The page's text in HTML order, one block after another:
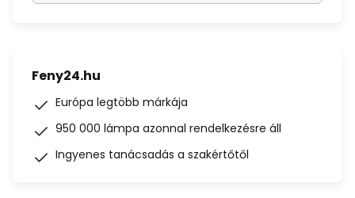
Feny24.hu
Európa legtöbb márkája
950 000 lámpa azonnal rendelkezésre áll
Ingyenes tanácsadás a szakértőtől